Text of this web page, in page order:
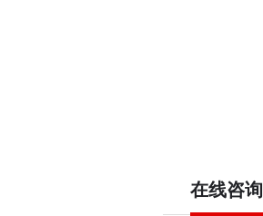
在线咨询